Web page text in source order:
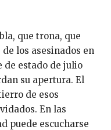
los asesinados en
de estado de julio
su apertura. El
de esos
En las
puede escucharse